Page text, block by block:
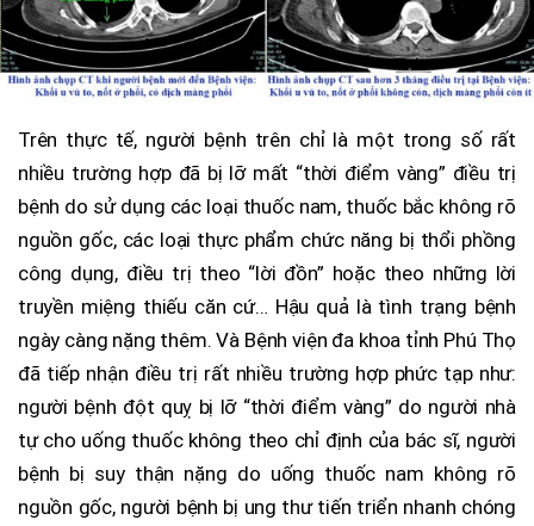
Trên thực tế, người bệnh trên chỉ là một trong số rất
nhiều trường hợp đã bị lỡ mất “thời điểm vàng” điều trị
bệnh do sử dụng các loại thuốc nam, thuốc bắc không rõ
nguồn gốc, các loại thực phẩm chức năng bị thổi phồng
công dụng, điều trị theo “lời đồn” hoặc theo những lời
truyền miệng thiếu căn cứ… Hậu quả là tình trạng bệnh
ngày càng nặng thêm. Và Bệnh viện đa khoa tỉnh Phú Thọ
đã tiếp nhận điều trị rất nhiều trường hợp phức tạp như:
người bệnh đột quỵ bị lỡ “thời điểm vàng” do người nhà
tự cho uống thuốc không theo chỉ định của bác sĩ, người
bệnh bị suy thận nặng do uống thuốc nam không rõ
nguồn gốc, người bệnh bị ung thư tiến triển nhanh chóng